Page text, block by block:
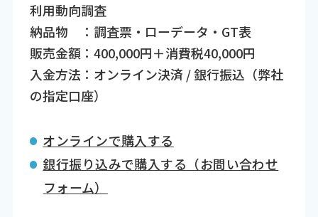
利用動向調査
納品物 ：調査票・ローデータ・GT表
販売金額：400,000円＋消費税40,000円
入金方法：オンライン決済 / 銀行振込（弊社
の指定口座）
オンラインで購入する
銀行振り込みで購入する（お問い合わせ
フォーム）